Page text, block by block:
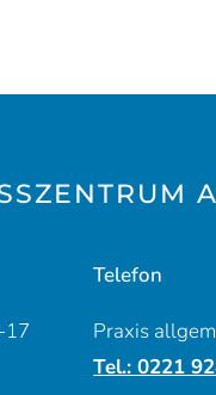
17
Telefon
Praxis
Tel.: 0221